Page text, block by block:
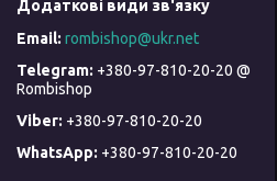
rombishop@ukr.net
+380-97-810-20-20 @
Rombishop
+380-97-810-20-20
+380-97-810-20-20